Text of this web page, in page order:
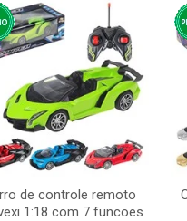
de controle remoto
1:18 com 7 funcoes